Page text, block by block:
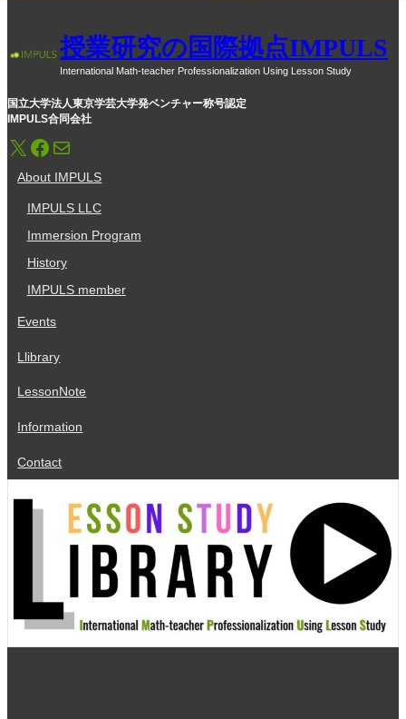
授業研究の国際拠点IMPULS
International Math-teacher Professionalization Using Lesson Study
国立大学法人東京学芸大学発ベンチャー称号認定
IMPULS合同会社
X Facebook メール
About IMPULS
IMPULS LLC
Immersion Program
History
IMPULS member
Events
Llibrary
LessonNote
Information
Contact